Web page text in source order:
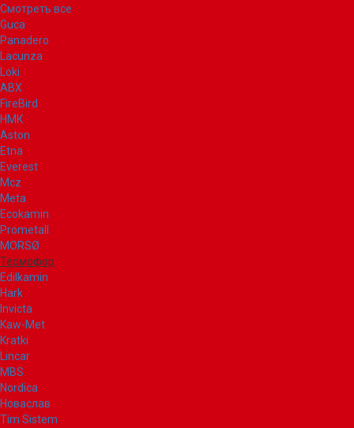
Смотреть все
Guca
Panadero
Lacunza
Loki
ABX
FireBird
НМК
Aston
Etna
Everest
Mcz
Meta
Ecokamin
Prometall
MORSØ
Термофор
Edilkamin
Hark
Invicta
Kaw-Met
Kratki
Lincar
MBS
Nordica
Новаслав
Tim Sistem